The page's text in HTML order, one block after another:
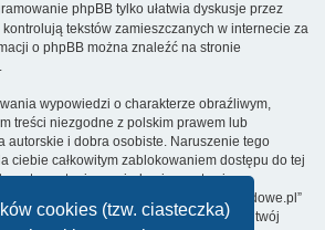
cookies (tzw. ciasteczka)
phpBB tylko ułatwia dyskusje przez
tekstów zamieszczanych w internecie za
o phpBB można znaleźć na stronie
wypowiedzi o charakterze obraźliwym,
treści niezgodne z polskim prawem lub
autorskie i dobra osobiste. Naruszenie tego
ciebie całkowitym zablokowaniem dostępu do tej
zostanie powiadomiony o twoim
Wyrażasz zgodę na to, że „Torysamochodowe.pl”
zmienić, przenieść lub zamknąć każdy twój